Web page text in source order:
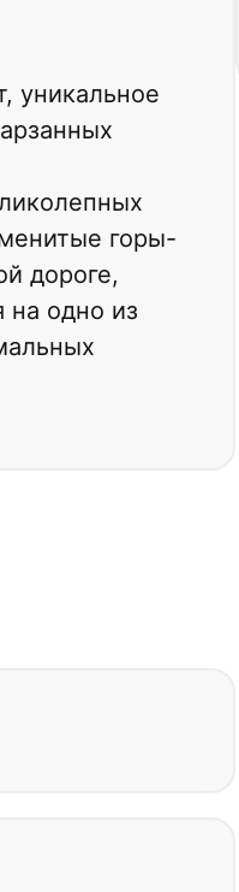
уникальное
горы-
дороге,
одно из